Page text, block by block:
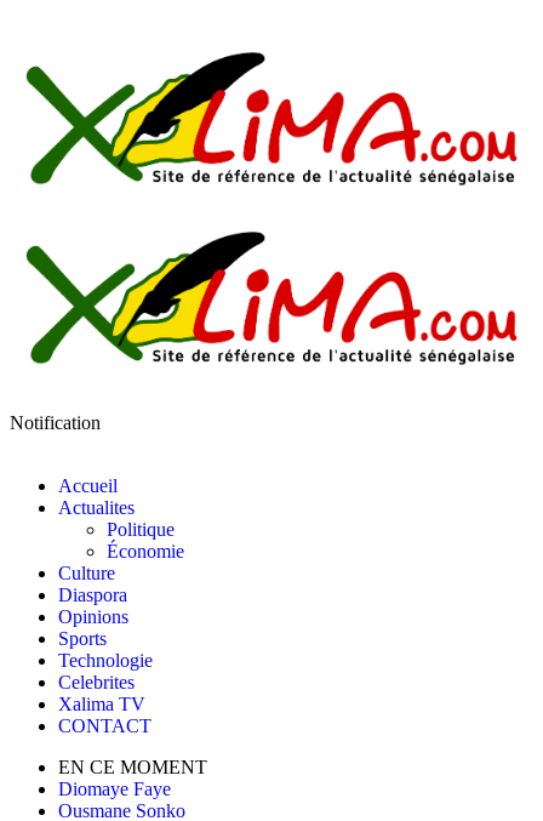
Notification
Accueil
Actualites
Politique
Économie
Culture
Diaspora
Opinions
Sports
Technologie
Celebrites
Xalima TV
CONTACT
EN CE MOMENT
Diomaye Faye
Ousmane Sonko